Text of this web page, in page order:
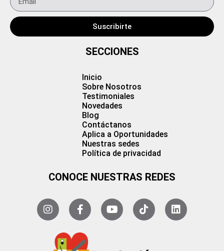
Suscribirte
SECCIONES
Inicio
Sobre Nosotros
Testimoniales
Novedades
Blog
Contáctanos
Aplica a Oportunidades
Nuestras sedes
Política de privacidad
CONOCE NUESTRAS REDES